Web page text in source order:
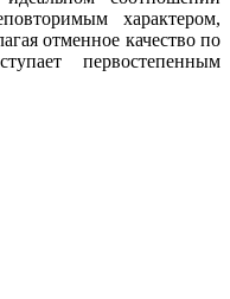
характером,
отменное качество по
первостепенным